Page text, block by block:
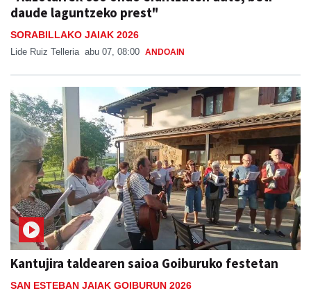
SORABILLAKO JAIAK 2026
Lide Ruiz Telleria abu 07, 08:00
Kantujira taldearen saioa Goiburuko festetan
Jon Ander Ubeda